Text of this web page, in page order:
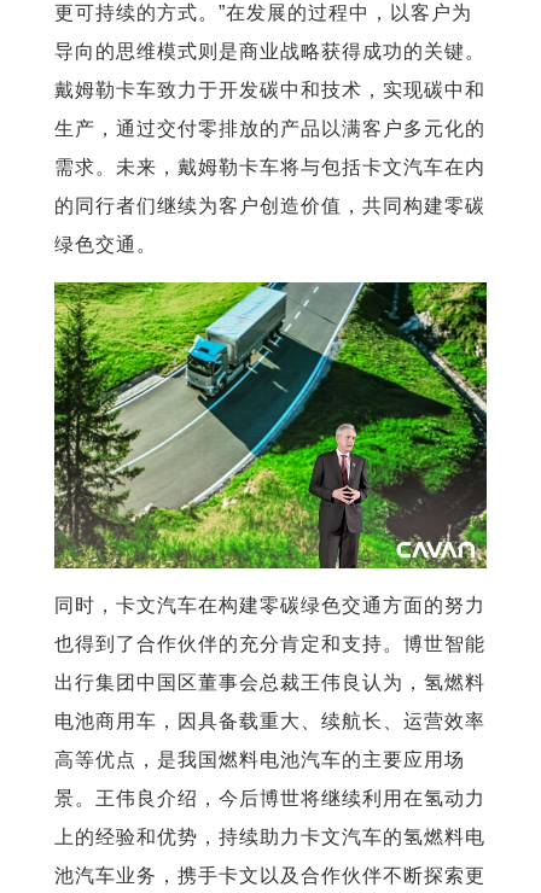
更可持续的方式。”在发展的过程中，以客户为
导向的思维模式则是商业战略获得成功的关键。
戴姆勒卡车致力于开发碳中和技术，实现碳中和
生产，通过交付零排放的产品以满客户多元化的
需求。未来，戴姆勒卡车将与包括卡文汽车在内
的同行者们继续为客户创造价值，共同构建零碳
绿色交通。
同时，卡文汽车在构建零碳绿色交通方面的努力
也得到了合作伙伴的充分肯定和支持。博世智能
出行集团中国区董事会总裁王伟良认为，氢燃料
电池商用车，因具备载重大、续航长、运营效率
高等优点，是我国燃料电池汽车的主要应用场
景。王伟良介绍，今后博世将继续利用在氢动力
上的经验和优势，持续助力卡文汽车的氢燃料电
池汽车业务，携手卡文以及合作伙伴不断探索更